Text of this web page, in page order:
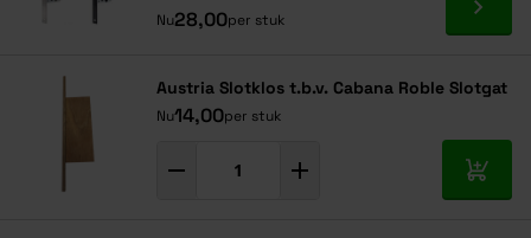
Nu28,00per stuk Ga
Austria Slotklos t.b.v. Cabana Roble Slotgat
Nu14,00per stuk
In